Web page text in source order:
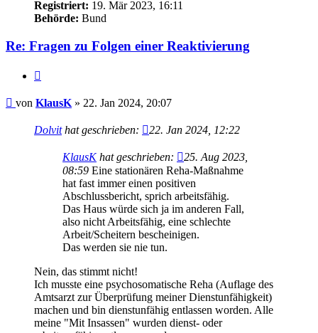
Registriert: 19. Mär 2023, 16:11
Behörde: Bund
Re: Fragen zu Folgen einer Reaktivierung
Beitrag
von KlausK » 22. Jan 2024, 20:07
Dolvithat geschrieben: 22. Jan 2024, 12:22
KlausKhat geschrieben:
25. Aug 2023,
08:59 Eine stationären Reha-Maßnahme
hat fast immer einen positiven
Abschlussbericht, sprich arbeitsfähig.
Das Haus würde sich ja im anderen Fall,
also nicht Arbeitsfähig, eine schlechte
Arbeit/Scheitern bescheinigen.
Das werden sie nie tun.
Nein, das stimmt nicht!
Ich musste eine psychosomatische Reha (Auflage des
Amtsarzt zur Überprüfung meiner Dienstunfähigkeit)
machen und bin dienstunfähig entlassen worden. Alle
meine "Mit Insassen" wurden dienst- oder